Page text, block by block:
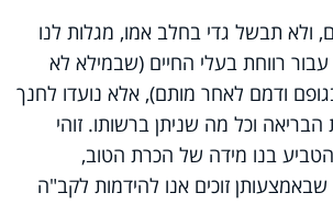
ולא תבשל גדי בחלב אמו, מגלות לנו
רווחת בעלי החיים (שבמילא לא
ודמם לאחר מותם), אלא נועדו לחנך
וכל מה שניתן ברשותו. זוהי
בנו מידה של הכרת הטוב,
זוכים אנו להידמות לקב"ה